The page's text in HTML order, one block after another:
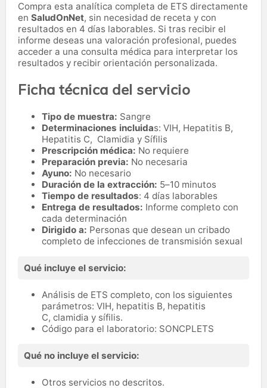
Compra esta analítica completa de ETS directamente
en SaludOnNet, sin necesidad de receta y con
resultados en 4 días laborables. Si tras recibir el
informe deseas una valoración profesional, puedes
acceder a una consulta médica para interpretar los
resultados y recibir orientación personalizada.
Ficha técnica del servicio
Tipo de muestra: Sangre
Determinaciones incluidas: VIH, Hepatitis B,
Hepatitis C, Clamidia y Sífilis
Prescripción médica: No requiere
Preparación previa: No necesaria
Ayuno: No necesario
Duración de la extracción: 5–10 minutos
Tiempo de resultados: 4 días laborables
Entrega de resultados: Informe completo con
cada determinación
Dirigido a: Personas que desean un cribado
completo de infecciones de transmisión sexual
Qué incluye el servicio:
Análisis de ETS completo, con los siguientes
parámetros: VIH, hepatitis B, hepatitis
C, clamidia y sífilis.
Código para el laboratorio: SONCPLETS
Qué no incluye el servicio:
Otros servicios no descritos.